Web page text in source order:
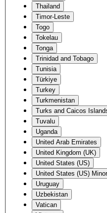
Thailand
Timor-Leste
Togo
Tokelau
Tonga
Trinidad and Tobago
Tunisia
Türkiye
Turkey
Turkmenistan
Turks and Caicos
Tuvalu
Uganda
United Arab Emirates
United Kingdom (UK)
United States (US)
United States (US)
Uruguay
Uzbekistan
Vatican